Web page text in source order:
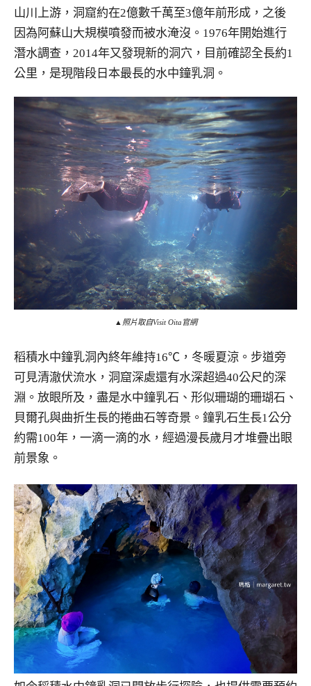
山川上游，洞窟約在2億數千萬至3億年前形成，之後
因為阿蘇山大規模噴發而被水淹沒。1976年開始進行
潛水調查，2014年又發現新的洞穴，目前確認全長約1
公里，是現階段日本最長的水中鐘乳洞。
▲照片取自Visit Oita官網
稻積水中鐘乳洞內終年維持16℃，冬暖夏涼。步道旁
可見清澈伏流水，洞窟深處還有水深超過40公尺的深
淵。放眼所及，盡是水中鐘乳石、形似珊瑚的珊瑚石、
貝爾孔與曲折生長的捲曲石等奇景。鐘乳石生長1公分
約需100年，一滴一滴的水，經過漫長歲月才堆疊出眼
前景象。